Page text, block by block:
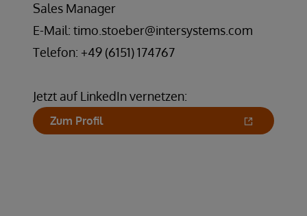
Sales Manager
E-Mail: timo.stoeber@intersystems.com
Telefon: +49 (6151) 174767
Jetzt auf LinkedIn vernetzen:
Zum Profil